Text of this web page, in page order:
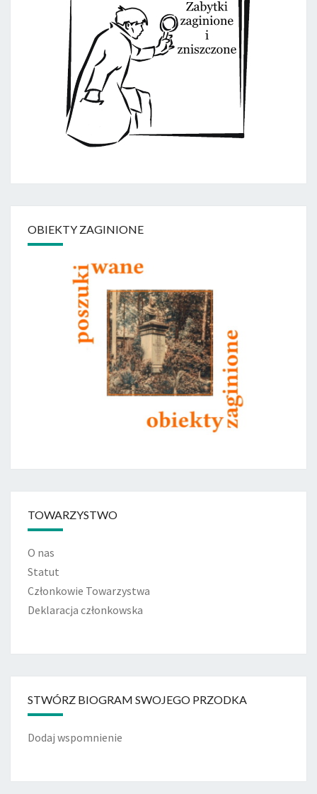
OBIEKTY ZAGINIONE
TOWARZYSTWO
O nas
Statut
Członkowie Towarzystwa
Deklaracja członkowska
STWÓRZ BIOGRAM SWOJEGO PRZODKA
Dodaj wspomnienie